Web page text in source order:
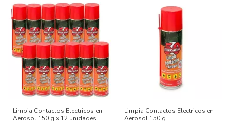
Limpia Contactos Electricos en
Aerosol 150 g x 12 unidades
Limpia Contactos Electricos en
Aerosol 150 g